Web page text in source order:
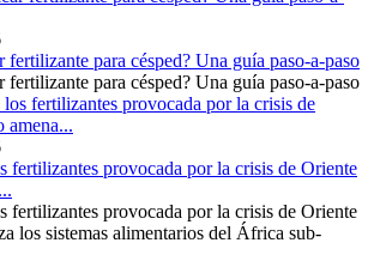
fertilizante para césped? Una guía paso-a-paso
fertilizante para césped? Una guía paso-a-paso
fertilizantes provocada por la crisis de Oriente
fertilizantes provocada por la crisis de Oriente
los sistemas alimentarios del África sub-